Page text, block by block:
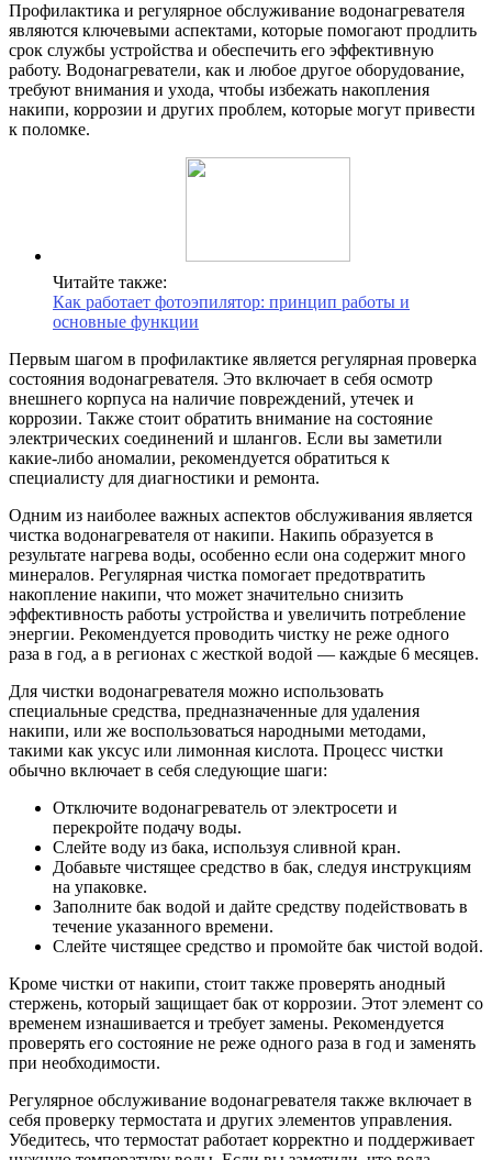
Профилактика и регулярное обслуживание водонагревателя
являются ключевыми аспектами, которые помогают продлить
срок службы устройства и обеспечить его эффективную
работу. Водонагреватели, как и любое другое оборудование,
требуют внимания и ухода, чтобы избежать накопления
накипи, коррозии и других проблем, которые могут привести
к поломке.
Читайте также:
Как работает фотоэпилятор: принцип работы и
основные функции
Первым шагом в профилактике является регулярная проверка
состояния водонагревателя. Это включает в себя осмотр
внешнего корпуса на наличие повреждений, утечек и
коррозии. Также стоит обратить внимание на состояние
электрических соединений и шлангов. Если вы заметили
какие-либо аномалии, рекомендуется обратиться к
специалисту для диагностики и ремонта.
Одним из наиболее важных аспектов обслуживания является
чистка водонагревателя от накипи. Накипь образуется в
результате нагрева воды, особенно если она содержит много
минералов. Регулярная чистка помогает предотвратить
накопление накипи, что может значительно снизить
эффективность работы устройства и увеличить потребление
энергии. Рекомендуется проводить чистку не реже одного
раза в год, а в регионах с жесткой водой — каждые 6 месяцев.
Для чистки водонагревателя можно использовать
специальные средства, предназначенные для удаления
накипи, или же воспользоваться народными методами,
такими как уксус или лимонная кислота. Процесс чистки
обычно включает в себя следующие шаги:
Отключите водонагреватель от электросети и
перекройте подачу воды.
Слейте воду из бака, используя сливной кран.
Добавьте чистящее средство в бак, следуя инструкциям
на упаковке.
Заполните бак водой и дайте средству подействовать в
течение указанного времени.
Слейте чистящее средство и промойте бак чистой водой.
Кроме чистки от накипи, стоит также проверять анодный
стержень, который защищает бак от коррозии. Этот элемент со
временем изнашивается и требует замены. Рекомендуется
проверять его состояние не реже одного раза в год и заменять
при необходимости.
Регулярное обслуживание водонагревателя также включает в
себя проверку термостата и других элементов управления.
Убедитесь, что термостат работает корректно и поддерживает